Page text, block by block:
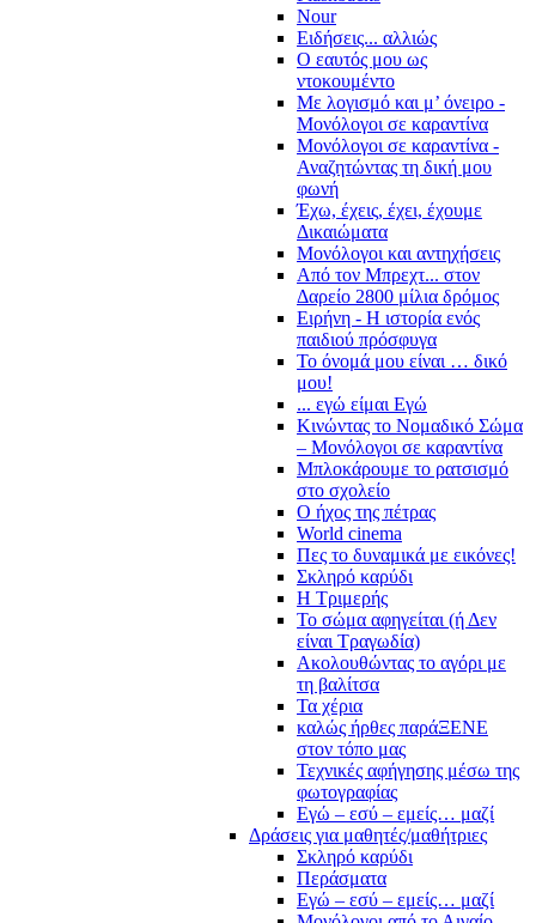
Nour
Ειδήσεις... αλλιώς
Ο εαυτός μου ως
ντοκουμέντο
Με λογισμό και μ’ όνειρο -
Μονόλογοι σε καραντίνα
Μονόλογοι σε καραντίνα -
Αναζητώντας τη δική μου
φωνή
Έχω, έχεις, έχει, έχουμε
Δικαιώματα
Μονόλογοι και αντηχήσεις
Από τον Μπρεχτ... στον
Δαρείο 2800 μίλια δρόμος
Ειρήνη - Η ιστορία ενός
παιδιού πρόσφυγα
Το όνομά μου είναι … δικό
μου!
... εγώ είμαι Εγώ
Κινώντας το Νομαδικό Σώμα
– Μονόλογοι σε καραντίνα
Μπλοκάρουμε το ρατσισμό
στο σχολείο
Ο ήχος της πέτρας
World cinema
Πες το δυναμικά με εικόνες!
Σκληρό καρύδι
Η Τριμερής
Το σώμα αφηγείται (ή Δεν
είναι Τραγωδία)
Ακολουθώντας το αγόρι με
τη βαλίτσα
Τα χέρια
καλώς ήρθες παράΞΕΝΕ
στον τόπο μας
Τεχνικές αφήγησης μέσω της
φωτογραφίας
Εγώ – εσύ – εμείς… μαζί
Δράσεις για μαθητές/μαθήτριες
Σκληρό καρύδι
Περάσματα
Εγώ – εσύ – εμείς… μαζί